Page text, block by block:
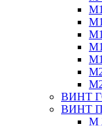
ВИНТ
ВИНТ
М